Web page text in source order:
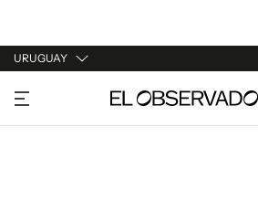
URUGUAY
URUGUAY
ARGENTINA